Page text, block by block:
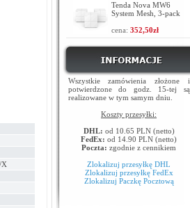
X
Tenda Nova MW6
System Mesh, 3-pack
cena: 352,50zł
Wszystkie zamówienia złożone i
potwierdzone do godz. 15-tej są
realizowane w tym samym dniu.
Koszty przesyłki:
DHL: od 10.65 PLN (netto)
FedEx: od 14.90 PLN (netto)
Poczta: zgodnie z cennikiem
Zlokalizuj przesyłkę DHL
Zlokalizuj przesyłkę FedEx
Zlokalizuj Paczkę Pocztową